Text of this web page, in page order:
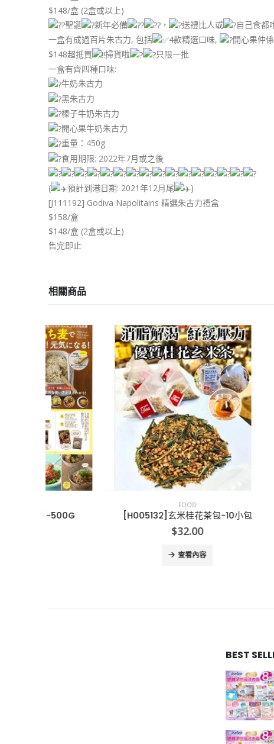
$148/盒 (2盒或以上)
聖誕
新年必備 ， 送禮比人或 自己食都
一盒有成過百片朱古力, 包括
4款精選口味, 開心果仲
$148超抵買
掃貨啦
只限一批
一盒有齊四種口味:
牛奶朱古力
黑朱古力
榛子牛奶朱古力
開心果牛奶朱古力
重量：450g
食用期限: 2022年7月或之後
( 預計到港日期: 2021年12月尾
)
[J111192] Godiva Napolitains 精選朱古力禮盒
$158/盒
$148/盒 (2盒或以上)
售完即止
相關商品
[H005132]玄米桂花茶包-10小包
BEST